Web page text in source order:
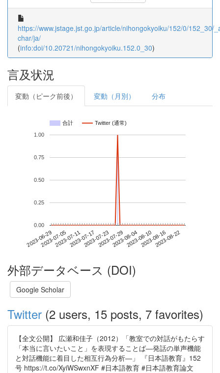
https://www.jstage.jst.go.jp/article/nihongokyoiku/152/0/152_30/
char/ja/
(info:doi/10.20721/nihongokyoiku.152.0_30)
言及状況
変動（ピーク前後） 変動（月別） 分布
合計 Twitter (通常)
2023-06-292023-07-052023-07-112023-07-172023-07-232023-07-292023-08-042023-08-102023-08-162023-08-22
0.00
0.25
0.50
0.75
1.00
外部データベース (DOI)
Google Scholar
Twitter (2 users, 15 posts, 7 favorites)
【全文公開】 広瀬和佳子（2012）「教室での対話がもたらす
「本当に言いたいこと」を表現することば―発話の単声機能
と対話機能に着目した相互行為分析―」 『日本語教育』152
号 https://t.co/XyiWSwxnXF #日本語教育 #日本語教育論文